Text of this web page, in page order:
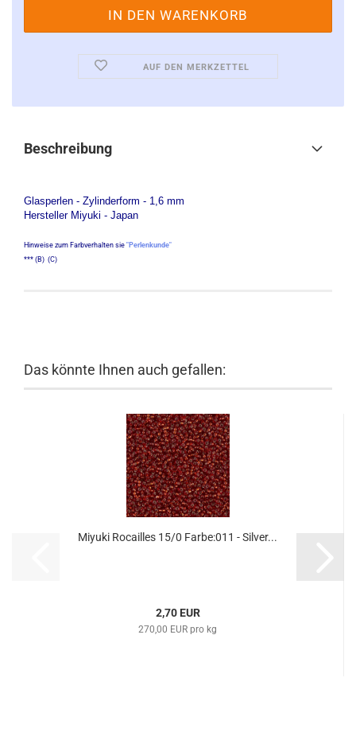
AUF DEN MERKZETTEL
Beschreibung
Glasperlen - Zylinderform - 1,6 mm
Hersteller Miyuki - Japan
Hinweise zum Farbverhalten sie "Perlenkunde"
*** (B) (C)
Das könnte Ihnen auch gefallen:
Miyuki Rocailles 15/0 Farbe:011 - Silver...
2,70 EUR
270,00 EUR pro kg